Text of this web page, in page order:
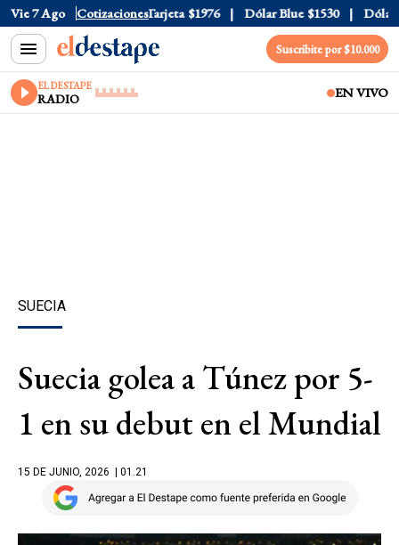
Vie 7 Ago Cotizaciones
$1520 Dólar Tarjeta $1976 Dólar Blue $1530 Dólar
Suscribite por $10.000
EL DESTAPE
RADIO EN VIVO
SUECIA
Suecia golea a Túnez por 5-
1 en su debut en el Mundial
15 DE JUNIO, 2026 | 01.21